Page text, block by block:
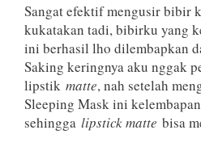
Sangat efektif mengusir bibir
kukatakan tadi, bibirku yang
ini berhasil lho dilembapkan
Saking keringnya aku nggak
lipstik matte, nah setelah
Sleeping Mask ini
sehingga lipstick matte bisa